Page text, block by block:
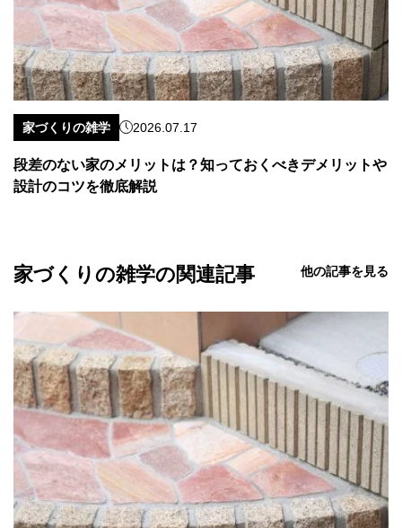
家づくりの雑学 2026.07.17
段差のない家のメリットは？知っておくべきデメリットや
設計のコツを徹底解説
家づくりの雑学の関連記事 他の記事を見る